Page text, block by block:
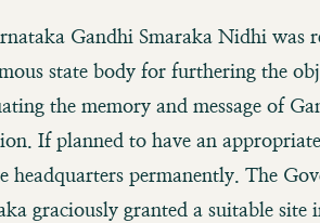
Gandhi Smaraka Nidhi was
state body for furthering the
the memory and message of
If planned to have an
headquarters permanently. The
graciously granted a suitable site